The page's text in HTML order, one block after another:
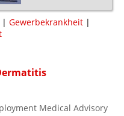
| Gewerbekrankheit |
Medical Advisory